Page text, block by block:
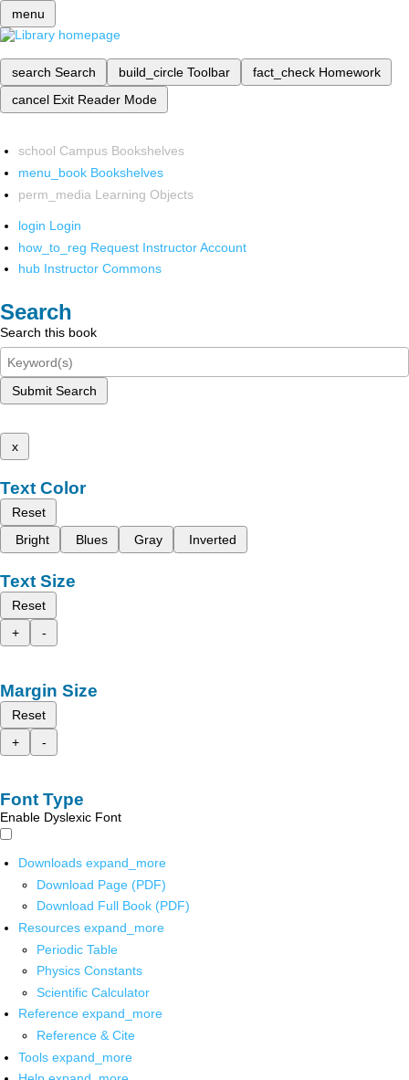
menu
search Search build_circle Toolbar fact_check Homework
cancel Exit Reader Mode
school Campus Bookshelves
menu_book Bookshelves
perm_media Learning Objects
login Login
how_to_reg Request Instructor Account
hub Instructor Commons
Search
Search this book
Submit Search
x
Text Color
Reset
Bright
Blues Gray Inverted
Text Size
Reset
+
-
Margin Size
Reset
+
-
Font Type
Enable Dyslexic Font
Downloads expand_more
Download Page (PDF)
Download Full Book (PDF)
Resources expand_more
Periodic Table
Physics Constants
Scientific Calculator
Reference expand_more
Reference & Cite
Tools expand_more